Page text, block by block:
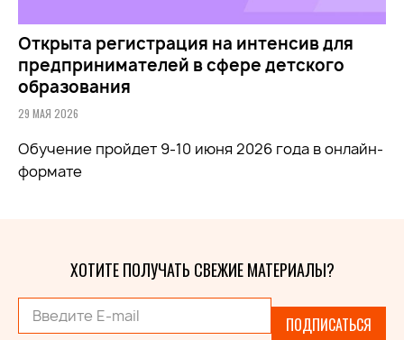
Открыта регистрация на интенсив для
предпринимателей в сфере детского
образования
29 МАЯ 2026
Обучение пройдет 9-10 июня 2026 года в онлайн-
формате
ХОТИТЕ ПОЛУЧАТЬ СВЕЖИЕ МАТЕРИАЛЫ?
ПОДПИСАТЬСЯ